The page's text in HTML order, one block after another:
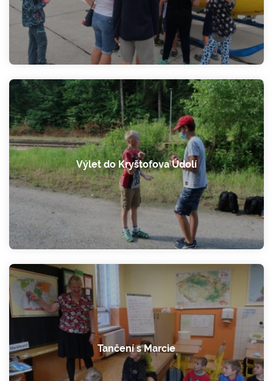
Výlet do Kryštofova Údolí
Tančení s Marcie